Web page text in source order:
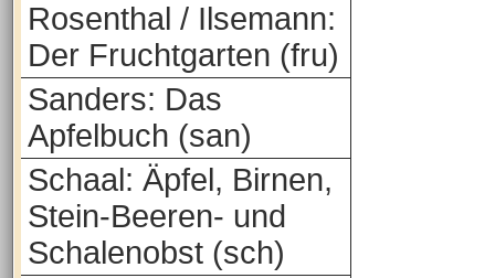
Rosenthal / Ilsemann:
Der Fruchtgarten (fru)
Sanders: Das
Apfelbuch (san)
Schaal: Äpfel, Birnen,
Stein-Beeren- und
Schalenobst (sch)